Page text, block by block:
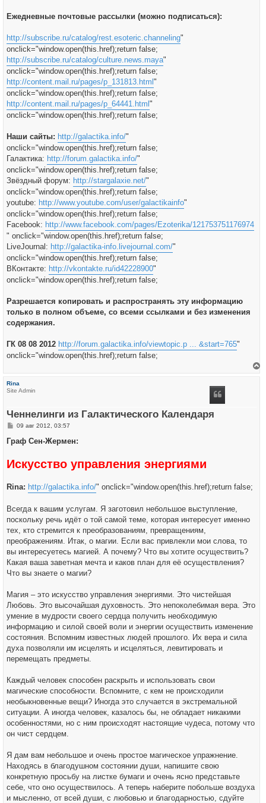
Ежедневные почтовые рассылки (можно подписаться):
http://subscribe.ru/catalog/rest.esoteric.channeling"
onclick="window.open(this.href);return false;
http://subscribe.ru/catalog/culture.news.maya"
onclick="window.open(this.href);return false;
http://content.mail.ru/pages/p_131813.html "
onclick="window.open(this.href);return false;
http://content.mail.ru/pages/p_64441.html "
onclick="window.open(this.href);return false;
Наши сайты: http://galactika.info/"
onclick="window.open(this.href);return false;
Галактика: http://forum.galactika.info/"
onclick="window.open(this.href);return false;
Звёздный форум: http://stargalaxie.net/"
onclick="window.open(this.href);return false;
youtube: http://www.youtube.com/user/galactikainfo"
onclick="window.open(this.href);return false;
Facebook: http://www.facebook.com/pages/Ezoterika/121753751176974
" onclick="window.open(this.href);return false;
LiveJournal: http://galactika-info.livejournal.com/"
onclick="window.open(this.href);return false;
ВКонтакте: http://vkontakte.ru/id42228900"
onclick="window.open(this.href);return false;
Разрешается копировать и распространять эту информацию
только в полном объеме, со всеми ссылками и без изменения
содержания.
ГК 08 08 2012 http://forum.galactika.info/viewtopic.p ... &start=765"
onclick="window.open(this.href);return false;
Rina
Site Admin
Ченнелинги из Галактического Календаря
С
о
е
н
09 авг 2012, 03:57
Граф Сен-Жермен:
Искусство управления энергиями
Rina: http://galactika.info/" onclick="window.open(this.href);return false;
Всегда к вашим услугам. Я заготовил небольшое выступление,
поскольку речь идёт о той самой теме, которая интересует именно
тех, кто стремится к преобразованиям, превращениям,
преображениям. Итак, о магии. Если вас привлекли мои слова, то
вы интересуетесь магией. А почему? Что вы хотите осуществить?
Какая ваша заветная мечта и каков план для её осуществления?
Что вы знаете о магии?
Магия – это искусство управления энергиями. Это чистейшая
Любовь. Это высочайшая духовность. Это непоколебимая вера. Это
умение в мудрости своего сердца получить необходимую
информацию и силой своей воли и энергии осуществить изменение
состояния. Вспомним известных людей прошлого. Их вера и сила
духа позволяли им исцелять и исцеляться, левитировать и
перемещать предметы.
Каждый человек способен раскрыть и использовать свои
магические способности. Вспомните, с кем не происходили
необыкновенные вещи? Иногда это случается в экстремальной
ситуации. А иногда человек, казалось бы, не обладает никакими
особенностями, но с ним происходят настоящие чудеса, потому что
он чист сердцем.
Я дам вам небольшое и очень простое магическое упражнение.
Находясь в благодушном состоянии души, напишите свою
конкретную просьбу на листке бумаги и очень ясно представьте
себе, что оно осуществилось. А теперь наберите побольше воздуха
и мысленно, от всей души, с любовью и благодарностью, сдуйте